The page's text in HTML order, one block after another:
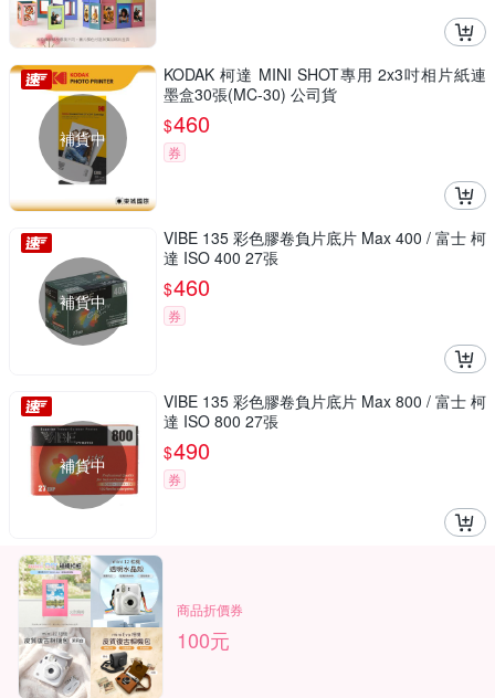
補貨中
KODAK 柯達 MINI SHOT專用 2x3吋相片紙連
墨盒30張(MC-30) 公司貨
$460
券
補貨中
VIBE 135 彩色膠卷負片底片 Max 400 / 富士 柯
達 ISO 400 27張
$460
券
補貨中
VIBE 135 彩色膠卷負片底片 Max 800 / 富士 柯
達 ISO 800 27張
$490
券
商品折價券
100元